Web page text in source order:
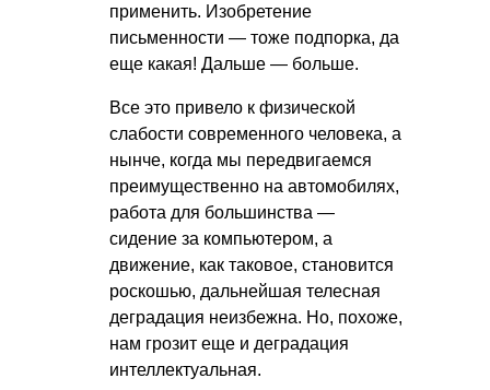
применить. Изобретение
письменности — тоже подпорка, да
еще какая! Дальше — больше.
Все это привело к физической
слабости современного человека, а
нынче, когда мы передвигаемся
преимущественно на автомобилях,
работа для большинства —
сидение за компьютером, а
движение, как таковое, становится
роскошью, дальнейшая телесная
деградация неизбежна. Но, похоже,
нам грозит еще и деградация
интеллектуальная.